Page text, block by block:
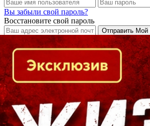
Вы забыли свой пароль?
Восстановите свой пароль
Кто есть кто в Байкальском регионе